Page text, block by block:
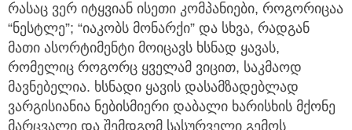
რასაც ვერ იტყვიან ისეთი კომპანიები, როგორიცაა
“ნესტლე”; “იაკობს მონარქი” და სხვა, რადგან
მათი ასორტიმენტი მოიცავს ხსნად ყავას,
რომელიც როგორც ყველამ ვიცით, საკმაოდ
მავნებელია. ხსნადი ყავის დასამზადებლად
ვარგისიანია ნებისმიერი დაბალი ხარისხის მქონე
მარცვალი და შემდგომ სასურველი გემოს